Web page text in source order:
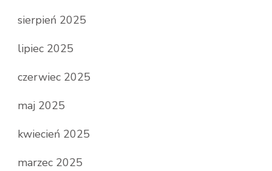
sierpień 2025
lipiec 2025
czerwiec 2025
maj 2025
kwiecień 2025
marzec 2025